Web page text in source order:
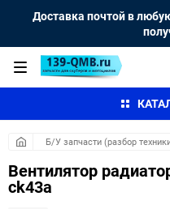
Доставка почтой в
Б/У запчасти (разбор
Вентилятор
ck43a